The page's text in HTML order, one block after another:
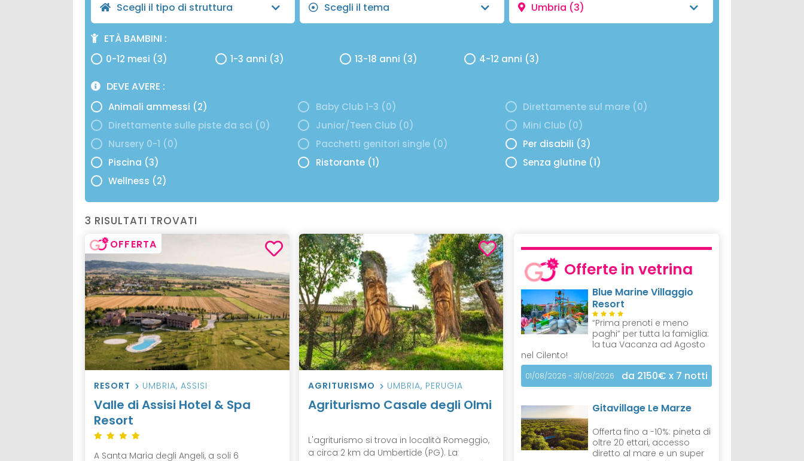
Scegli il tipo di struttura Scegli il tema Umbria (3)
ETÀ BAMBINI
0-12 mesi (3) 1-3 anni (3) 13-18 anni (3) 4-12 anni (3)
DEVE AVERE
Animali ammessi (2) Baby Club 1-3 (0)
Direttamente sul mare (0)
Direttamente sulle piste da sci (0)
Junior/Teen Club (0)
Mini Club (0)
Nursery 0-1 (0)
Pacchetti genitori single (0)
Per disabili (3)
Piscina (3)
Ristorante (1)
Senza glutine (1)
Wellness (2)
3 RISULTATI TROVATI
OFFERTA
RESORT UMBRIA, ASSISI
Valle di Assisi Hotel & Spa
Resort
A Santa Maria degli Angeli, a soli 6
AGRITURISMO UMBRIA, PERUGIA
Agriturismo Casale degli Olmi
L'agriturismo si trova in località Romeggio,
a circa 2 km da Umbertide (PG). La
Offerte in vetrina
Blue Marine Villaggio
Resort
“Prima prenoti e meno
paghi” per tutta la famiglia:
la tua Vacanza ad Agosto
nel Cilento!
01/08/2026 - 31/08/2026 da 2150€ x 7 notti
Gitavillage Le Marze
Offerta fino a -10%: pineta di
oltre 20 ettari, accesso
diretto al mare e un super